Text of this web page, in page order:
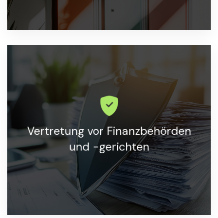
Vertretung vor Finanzbehörden
und -gerichten
Unterstützung und Vertretung bei allen
Angelegenheiten mit Finanzbehörden.
MEHR ERFAHREN